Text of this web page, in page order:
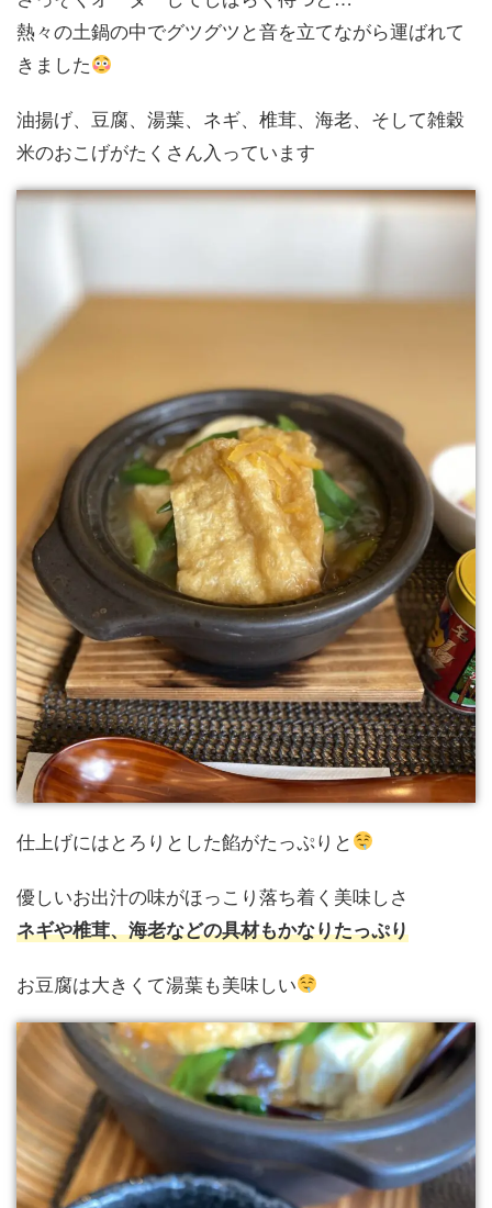
熱々の土鍋の中でグツグツと音を立てながら運ばれて
きました
油揚げ、豆腐、湯葉、ネギ、椎茸、海老、そして雑穀
米のおこげがたくさん入っています
仕上げにはとろりとした餡がたっぷりと
優しいお出汁の味がほっこり落ち着く美味しさ
ネギや椎茸、海老などの具材もかなりたっぷり
お豆腐は大きくて湯葉も美味しい